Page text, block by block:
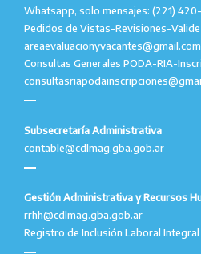
Whatsapp, solo mensajes: (221)
Pedidos de Vistas-Revisiones-
areaevaluacionyvacantes@gmail.com
Consultas Generales PODA-RIA-
Subsecretaría Administrativa
contable@cdlmag.gba.gob.ar
Gestión Administrativa y Recursos
rrhh@cdlmag.gba.gob.ar
Registro de Inclusión Laboral Integral